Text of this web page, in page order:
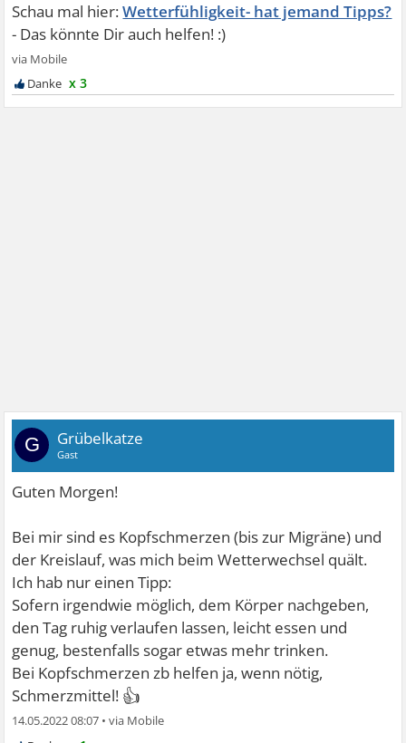
Wetterfühligkeit- hat jemand Tipps?
x 3
G Grübelkatze
Gast
Guten Morgen!
Bei mir sind es Kopfschmerzen (bis zur Migräne) und
der Kreislauf, was mich beim Wetterwechsel quält.
Ich hab nur einen Tipp:
Sofern irgendwie möglich, dem Körper nachgeben,
den Tag ruhig verlaufen lassen, leicht essen und
genug, bestenfalls sogar etwas mehr trinken.
Bei Kopfschmerzen zb helfen ja, wenn nötig,
Schmerzmittel! 👍
14.05.2022 08:07 •